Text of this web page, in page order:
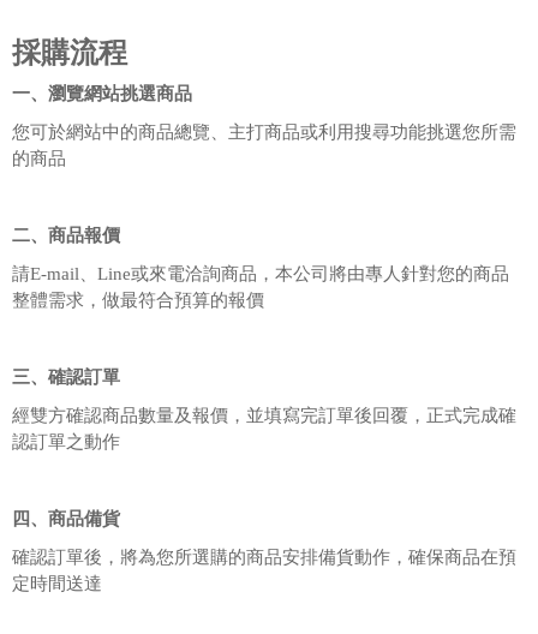
採購流程
一、瀏覽網站挑選商品
您可於網站中的商品總覽、主打商品或利用搜尋功能挑選您所需
的商品
二、商品報價
請E-mail、Line或來電洽詢商品，本公司將由專人針對您的商品
整體需求，做最符合預算的報價
三、確認訂單
經雙方確認商品數量及報價，並填寫完訂單後回覆，正式完成確
認訂單之動作
四、商品備貨
確認訂單後，將為您所選購的商品安排備貨動作，確保商品在預
定時間送達